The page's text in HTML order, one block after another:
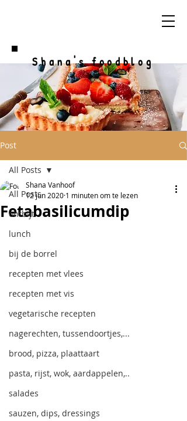
Shana's foodblog
Post
All Posts
ontbijt
lunch
bij de borrel
recepten met vlees
recepten met vis
vegetarische recepten
nagerechten, tussendoortjes,...
brood, pizza, plaattaart
pasta, rijst, wok, aardappelen,..
salades
sauzen, dips, dressings
All Posts
Fetabasilicumdip
Shana Vanhoof
12 jun 2020 1 minuten om te lezen